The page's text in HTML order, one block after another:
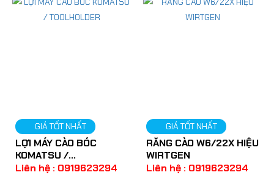
GIÁ TỐT NHẤT
LỢI MÁY CÀO BÓC
KOMATSU /
TOOLHOLDER
Liên hệ : 0919623294
GIÁ TỐT NHẤT
RĂNG CÀO W6/22X HIỆU
WIRTGEN
Liên hệ : 0919623294